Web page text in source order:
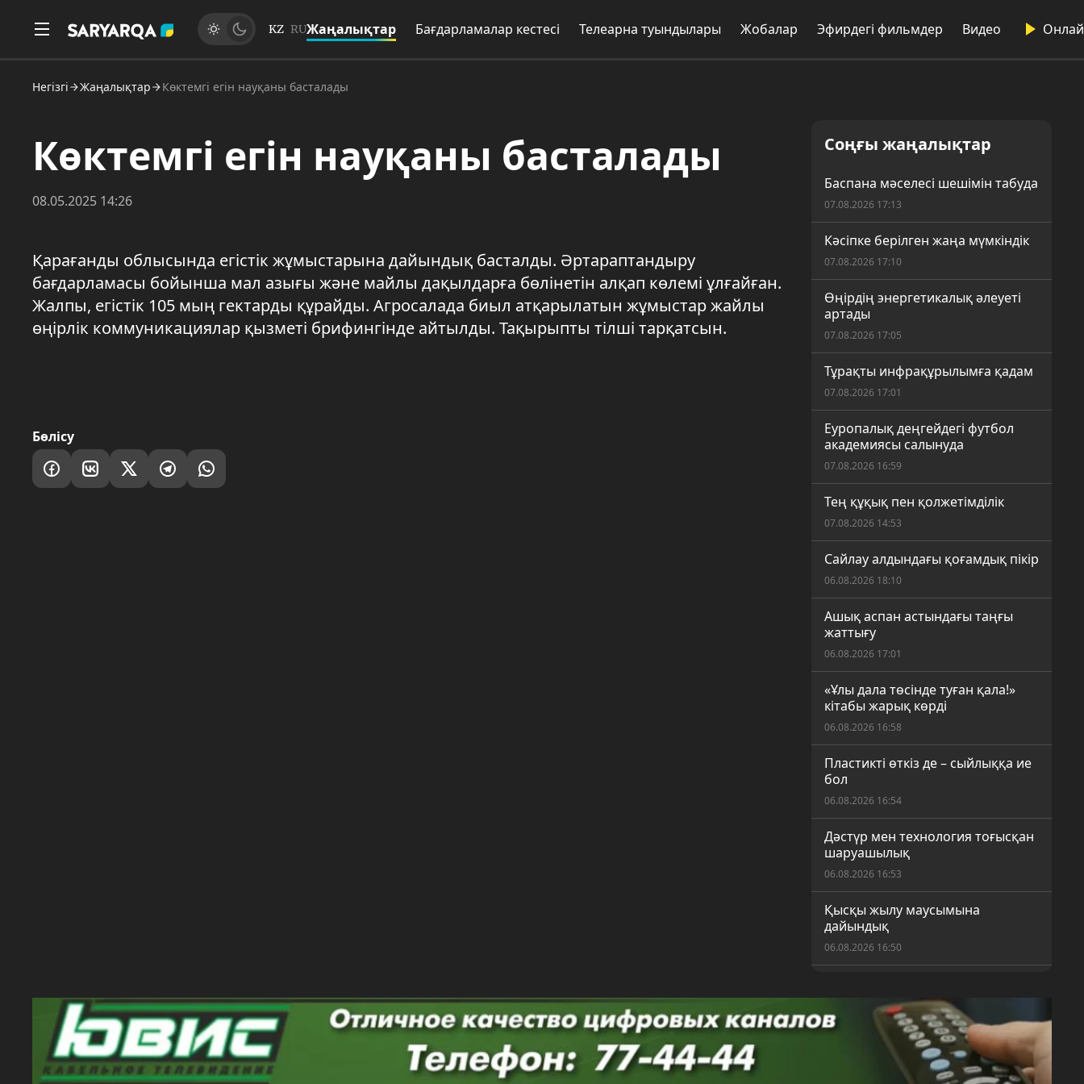
KZ RUЖаңалықтар Бағдарламалар кестесі Телеарна туындылары Жобалар Эфирдегі фильмдер Видео
Негізгі Жаңалықтар Көктемгі егін науқаны басталады
Көктемгі егін науқаны басталады
08.05.2025 14:26
Қарағанды облысында егістік жұмыстарына дайындық басталды. Әртараптандыру
бағдарламасы бойынша мал азығы және майлы дақылдарға бөлінетін алқап көлемі ұлғайған.
Жалпы, егістік 105 мың гектарды құрайды. Агросалада биыл атқарылатын жұмыстар жайлы
өңірлік коммуникациялар қызметі брифингінде айтылды. Тақырыпты тілші тарқатсын.
Бөлісу
Соңғы жаңалықтар
Баспана мәселесі шешімін табуда
07.08.2026 17:13
Кәсіпке берілген жаңа мүмкіндік
07.08.2026 17:10
Өңірдің энергетикалық әлеуеті
артады
07.08.2026 17:05
Тұрақты инфрақұрылымға қадам
07.08.2026 17:01
Еуропалық деңгейдегі футбол
академиясы салынуда
07.08.2026 16:59
Тең құқық пен қолжетімділік
07.08.2026 14:53
Сайлау алдындағы қоғамдық пікір
06.08.2026 18:10
Ашық аспан астындағы таңғы
жаттығу
06.08.2026 17:01
«Ұлы дала төсінде туған қала!»
кітабы жарық көрді
06.08.2026 16:58
Пластикті өткіз де – сыйлыққа ие
бол
06.08.2026 16:54
Дәстүр мен технология тоғысқан
шаруашылық
06.08.2026 16:53
Қысқы жылу маусымына
дайындық
06.08.2026 16:50
ерекше қажеттілігі бар балаларға
арналған жаңа секция ашылды
06.08.2026 16:17
Қарағандылықтар күнді таңғы